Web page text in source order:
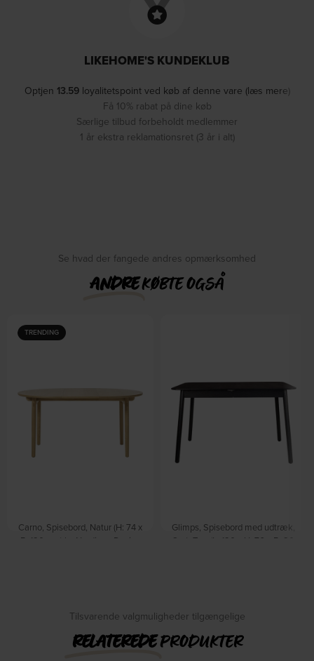
LIKEHOME'S KUNDEKLUB
Optjen 13.59loyalitetspoint ved køb af denne vare (læs mere)
Få 10% rabat på dine køb
Særlige tilbud forbeholdt medlemmer
1 år ekstra reklamationsret (3 år i alt)
Se hvad der fangede andres opmærksomhed
ANDREKØBTE OGSÅ
TRENDING
Carno, Spisebord, Natur (H: 74 x
B: 120 cm.) by Nordique Design
Glimps, Spisebord med udtræk,
Sort, Træ (L: 120 x H: 76 x B: 80
Tilsvarende valgmuligheder tilgængelige
RELATEREDEPRODUKTER